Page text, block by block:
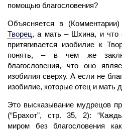
помощью благословения?
Объясняется в
Творец, а мать – Шхина, и что
притягивается изобилие к
понять, – в чем же
благословения, что оно
изобилия сверху. А если не
изобилие, которые отец и мать
Это высказывание мудрецов
(“Брахот”, стр. 35, 2):
миром без благословения